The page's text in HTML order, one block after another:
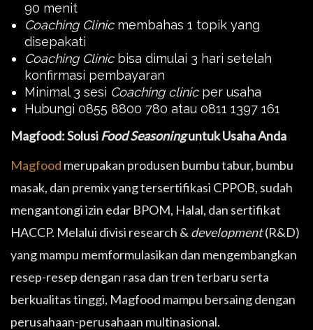
90 menit
Coaching Clinicmembahas 1 topik yang
disepakati
Coaching Clinicbisa dimulai 3 hari setelah
konfirmasi pembayaran
Minimal 3 sesi Coaching clinicper usaha
Hubungi 0855 8800 780 atau 0811 1397 161
Magfood: SolusiFood Seasoninguntuk Usaha Anda
Magfood merupakan produsen bumbu tabur, bumbu
masak, dan premix yang tersertifikasi CPPOB, sudah
mengantongi izin edar BPOM, Halal, dan sertifikat
HACCP. Melalui divisi research & development(R&D)
yang mampu memformulasikan dan mengembangkan
resep-resep dengan rasa dan tren terbaru serta
berkualitas tinggi, Magfood mampu bersaing dengan
perusahaan-perusahaan multinasional.